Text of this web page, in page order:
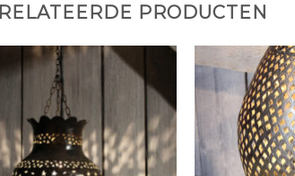
PRODUCTEN